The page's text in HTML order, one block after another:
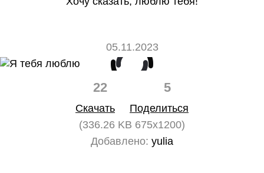
05.11.2023
22 5
Скачать
Поделиться
(336.26 KB 675x1200)
Добавлено: yulia